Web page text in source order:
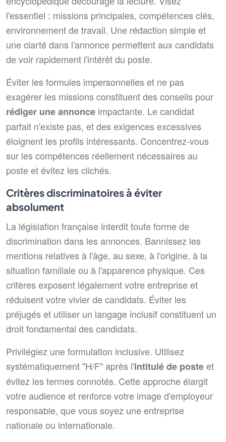
l'essentiel : missions principales, compétences clés,
environnement de travail. Une rédaction simple et
une clarté dans l'annonce permettent aux candidats
de voir rapidement l'intérêt du poste.
Éviter les formules impersonnelles et ne pas
exagérer les missions constituent des conseils pour
rédiger une annonce impactante. Le candidat
parfait n'existe pas, et des exigences excessives
éloignent les profils intéressants. Concentrez-vous
sur les compétences réellement nécessaires au
poste et évitez les clichés.
Critères discriminatoires à éviter
absolument
La législation française interdit toute forme de
discrimination dans les annonces. Bannissez les
mentions relatives à l'âge, au sexe, à l'origine, à la
situation familiale ou à l'apparence physique. Ces
critères exposent légalement votre entreprise et
réduisent votre vivier de candidats. Éviter les
préjugés et utiliser un langage inclusif constituent un
droit fondamental des candidats.
Privilégiez une formulation inclusive. Utilisez
systématiquement "H/F" après l'intitulé de posteet
évitez les termes connotés. Cette approche élargit
votre audience et renforce votre image d'employeur
responsable, que vous soyez une entreprise
nationale ou internationale.